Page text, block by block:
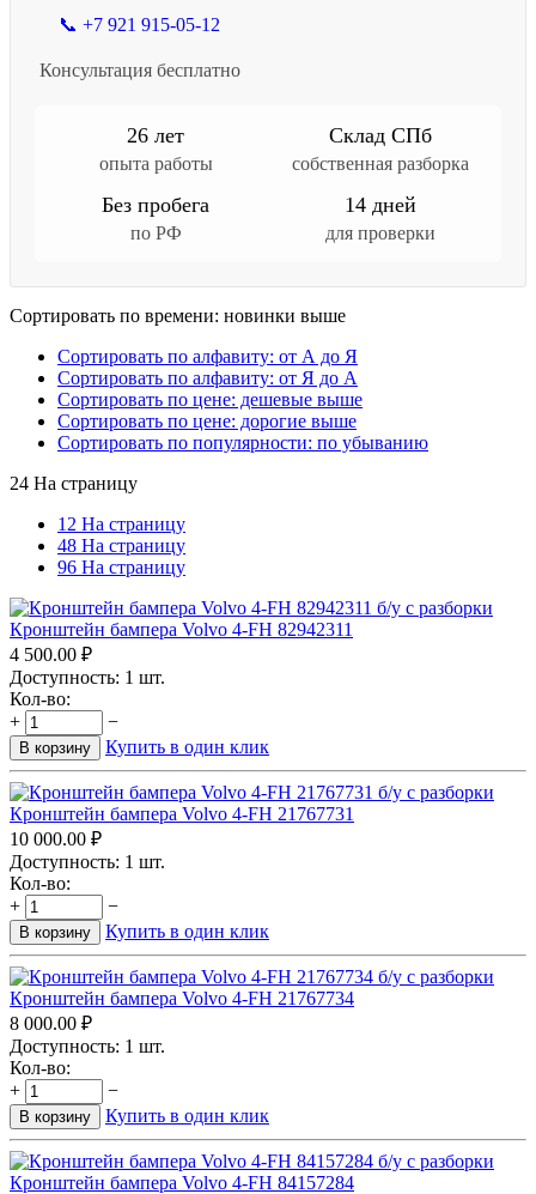
📞 +7 921 915-05-12
Консультация бесплатно
26 лет
опыта работы
Склад СПб
собственная разборка
Без пробега
по РФ
14 дней
для проверки
Сортировать по времени: новинки выше
Сортировать по алфавиту: от А до Я
Сортировать по алфавиту: от Я до А
Сортировать по цене: дешевые выше
Сортировать по цене: дорогие выше
Сортировать по популярности: по убыванию
24 На страницу
12 На страницу
48 На страницу
96 На страницу
Кронштейн бампера Volvo 4-FH 82942311
4 500.00 ₽
Доступность: 1 шт.
Кол-во:
+
−
В корзину Купить в один клик
Кронштейн бампера Volvo 4-FH 21767731
10 000.00 ₽
Доступность: 1 шт.
Кол-во:
+
−
В корзину Купить в один клик
Кронштейн бампера Volvo 4-FH 21767734
8 000.00 ₽
Доступность: 1 шт.
Кол-во:
+
−
В корзину Купить в один клик
Кронштейн бампера Volvo 4-FH 84157284